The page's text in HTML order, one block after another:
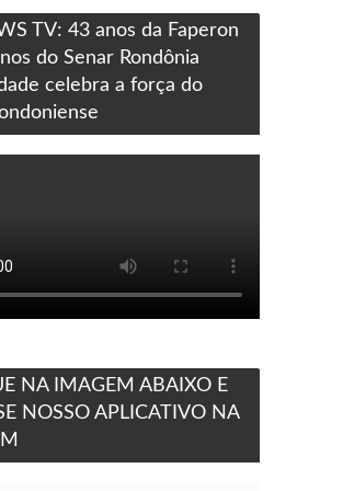
TV: 43 anos da Faperon
do Senar Rondônia
celebra a força do
NA IMAGEM ABAIXO E
NOSSO APLICATIVO NA